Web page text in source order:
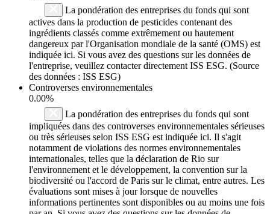
La pondération des entreprises du fonds qui sont
actives dans la production de pesticides contenant des
ingrédients classés comme extrêmement ou hautement
dangereux par l'Organisation mondiale de la santé (OMS) est
indiquée ici. Si vous avez des questions sur les données de
l'entreprise, veuillez contacter directement ISS ESG. (Source
des données : ISS ESG)
Controverses environnementales
0.00%
La pondération des entreprises du fonds qui sont
impliquées dans des controverses environnementales sérieuses
ou très sérieuses selon ISS ESG est indiquée ici. Il s'agit
notamment de violations des normes environnementales
internationales, telles que la déclaration de Rio sur
l'environnement et le développement, la convention sur la
biodiversité ou l'accord de Paris sur le climat, entre autres. Les
évaluations sont mises à jour lorsque de nouvelles
informations pertinentes sont disponibles ou au moins une fois